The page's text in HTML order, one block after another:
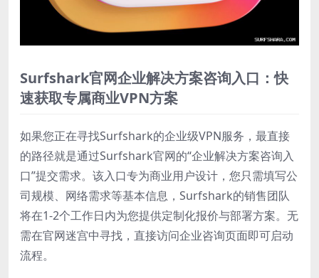
Surfshark官网企业解决方案咨询入口：快
速获取专属商业VPN方案
如果您正在寻找Surfshark的企业级VPN服务，最直接
的路径就是通过Surfshark官网的“企业解决方案咨询入
口”提交需求。该入口专为商业用户设计，您只需填写公
司规模、网络需求等基本信息，Surfshark的销售团队
将在1-2个工作日内为您提供定制化报价与部署方案。无
需在官网迷宫中寻找，直接访问企业咨询页面即可启动
流程。